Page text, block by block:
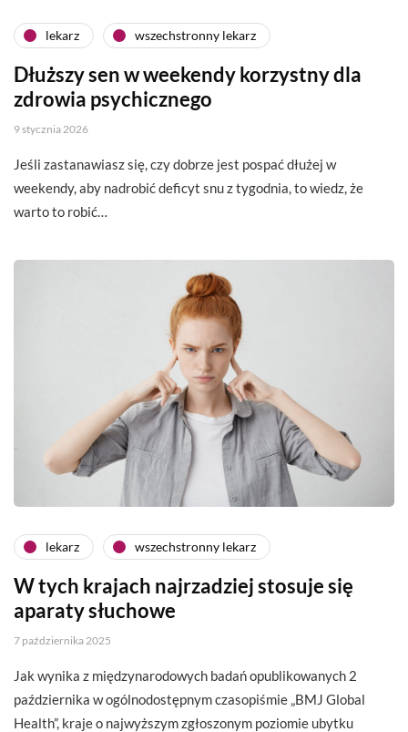
lekarz wszechstronny lekarz
Dłuższy sen w weekendy korzystny dla
zdrowia psychicznego
9 stycznia 2026
Jeśli zastanawiasz się, czy dobrze jest pospać dłużej w
weekendy, aby nadrobić deficyt snu z tygodnia, to wiedz, że
warto to robić…
lekarz wszechstronny lekarz
W tych krajach najrzadziej stosuje się
aparaty słuchowe
7 października 2025
Jak wynika z międzynarodowych badań opublikowanych 2
października w ogólnodostępnym czasopiśmie „BMJ Global
Health”, kraje o najwyższym zgłoszonym poziomie ubytku